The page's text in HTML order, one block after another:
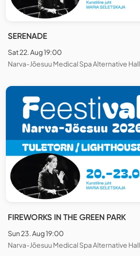
SERENADE
Sat 22. Aug 19:00
Narva-Jõesuu Medical Spa Alternative Hall
FIREWORKS IN THE GREEN PARK
Sun 23. Aug 19:00
Narva-Jõesuu Medical Spa Alternative Hall